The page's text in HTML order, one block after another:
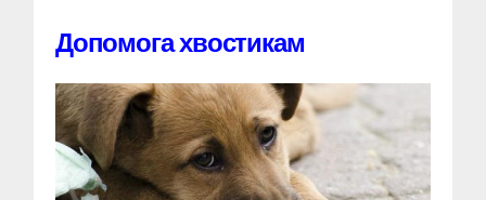
Допомога хвостикам